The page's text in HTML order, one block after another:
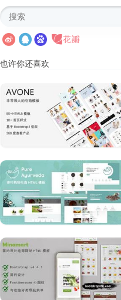
也许你还喜欢